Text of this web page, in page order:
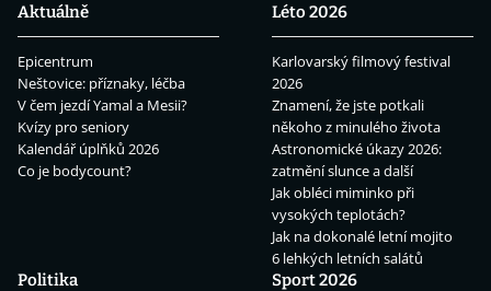
Aktuálně
Epicentrum
Neštovice: příznaky, léčba
V čem jezdí Yamal a Mesii?
Kvízy pro seniory
Kalendář úplňků 2026
Co je bodycount?
Léto 2026
Karlovarský filmový festival
2026
Znamení, že jste potkali
někoho z minulého života
Astronomické úkazy 2026:
zatmění slunce a další
Jak obléci miminko při
vysokých teplotách?
Jak na dokonalé letní mojito
6 lehkých letních salátů
Politika
Sport 2026